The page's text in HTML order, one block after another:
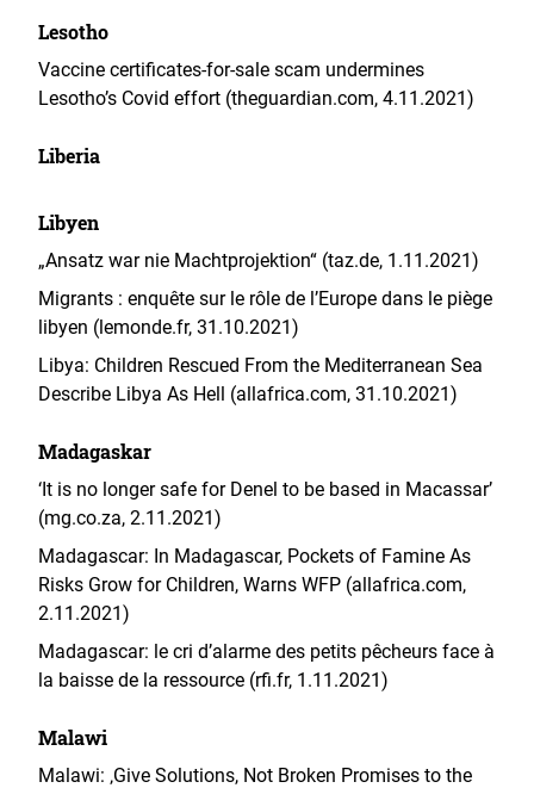
Lesotho
Vaccine certificates-for-sale scam undermines
Lesotho’s Covid effort (theguardian.com, 4.11.2021)
Liberia
Libyen
„Ansatz war nie Machtprojektion“ (taz.de, 1.11.2021)
Migrants : enquête sur le rôle de l’Europe dans le piège
libyen (lemonde.fr, 31.10.2021)
Libya: Children Rescued From the Mediterranean Sea
Describe Libya As Hell (allafrica.com, 31.10.2021)
Madagaskar
‘It is no longer safe for Denel to be based in Macassar’
(mg.co.za, 2.11.2021)
Madagascar: In Madagascar, Pockets of Famine As
Risks Grow for Children, Warns WFP (allafrica.com,
2.11.2021)
Madagascar: le cri d’alarme des petits pêcheurs face à
la baisse de la ressource (rfi.fr, 1.11.2021)
Malawi
Malawi: ‚Give Solutions, Not Broken Promises to the